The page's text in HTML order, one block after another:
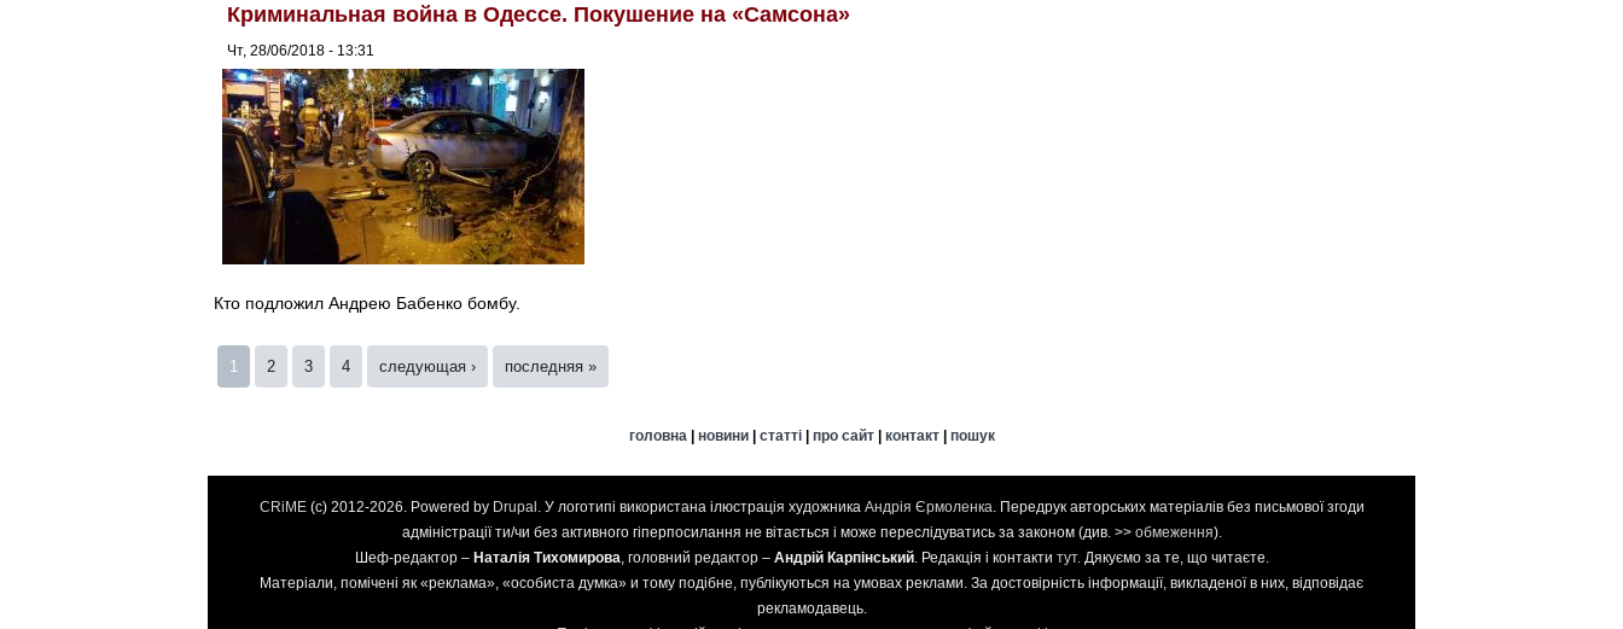
Криминальная война в Одессе. Покушение на «Самсона»
Чт, 28/06/2018 - 13:31
Кто подложил Андрею Бабенко бомбу.
Страницы
1 2 3 4 следующая › последняя »
головна| новини| статті| про сайт| контакт| пошук
CRiME (c) 2012-2026. Powered by Drupal . У логотипі використана ілюстрація художника Андрія Єрмоленка. Передрук авторських матеріалів без письмової згоди
адміністрації ти/чи без активного гіперпосилання не вітається і може переслідуватись за законом (див. >> обмеження).
Шеф-редактор – Наталія Тихомирова, головний редактор – Андрій Карпінський. Редакція і контакти тут. Дякуємо за те, що читаєте.
Матеріали, помічені як «реклама», «особиста думка» и тому подібне, публікуються на умовах реклами. За достовірність інформації, викладеної в них, відповідає
рекламодавець.